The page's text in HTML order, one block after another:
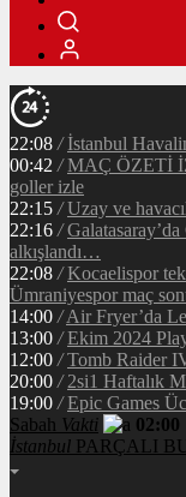
22:08 / İstanbul
00:42 / MAÇ ÖZETİ
goller izle
22:15 / Uzay ve
22:16 /
alkışlandı…
22:08 / Kocaelispor
Ümraniyespor maç
14:00 / Air Fryer’da
13:00 / Ekim 2024
12:00 / Tomb Raider
20:00 / 2si1 Haftalık
19:00 / Epic Games
Sabah Vakti
02:00
İstanbul PARÇALI